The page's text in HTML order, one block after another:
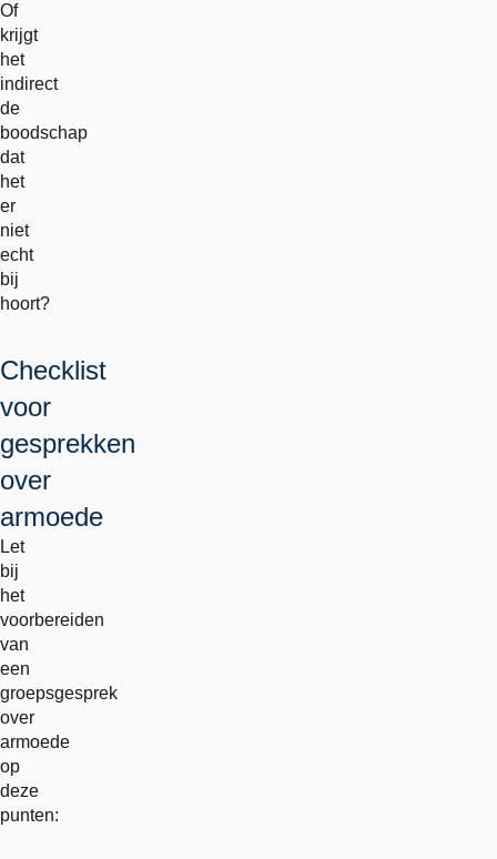
Of
krijgt
het
indirect
de
boodschap
dat
het
er
niet
echt
bij
hoort?
Checklist
voor
gesprekken
over
armoede
Let
bij
het
voorbereiden
van
een
groepsgesprek
over
armoede
op
deze
punten: